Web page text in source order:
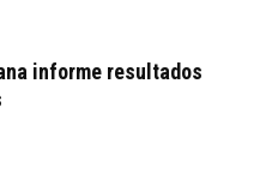
informe resultados